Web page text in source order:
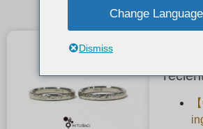
Change Language
Dismiss